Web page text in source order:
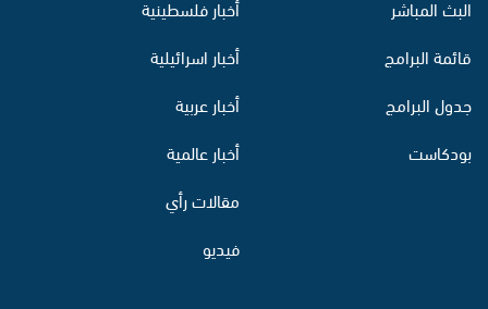
البث المباشر
قائمة البرامج
جدول البرامج
بودكاست
أخبار فلسطينية
أخبار اسرائيلية
أخبار عربية
أخبار عالمية
مقالات رأي
فيديو